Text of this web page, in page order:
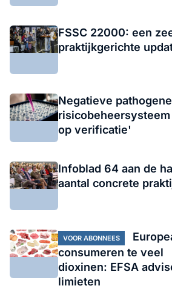
FSSC 22000: een
praktijkgerichte
Negatieve
op verificatie'
Infoblad 64 aan de
aantal concrete
VOOR ABONNEES
consumeren te veel
dioxinen: EFSA
limieten